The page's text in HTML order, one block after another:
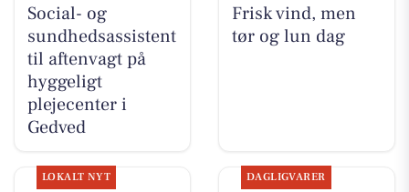
Social- og
sundhedsassistent
til aftenvagt på
hyggeligt
plejecenter i
Gedved
Frisk vind, men
tør og lun dag
LOKALT NYT DAGLIGVARER